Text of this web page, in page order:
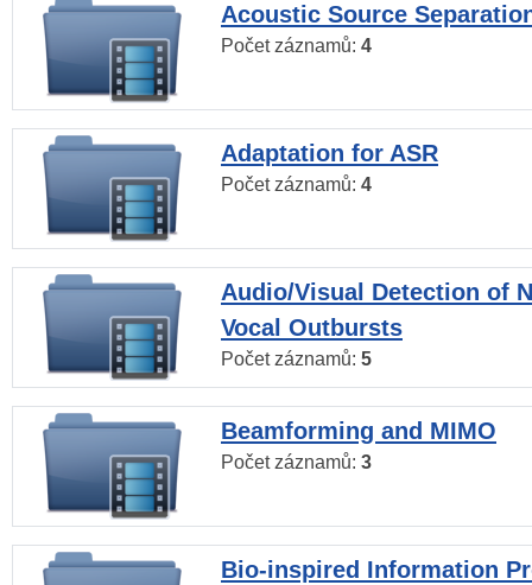
Acoustic Source
Počet záznamů: 4
Adaptation for ASR
Počet záznamů: 4
Audio/Visual Detection of
Vocal Outbursts
Počet záznamů: 5
Beamforming and MIMO
Počet záznamů: 3
Bio-inspired Information